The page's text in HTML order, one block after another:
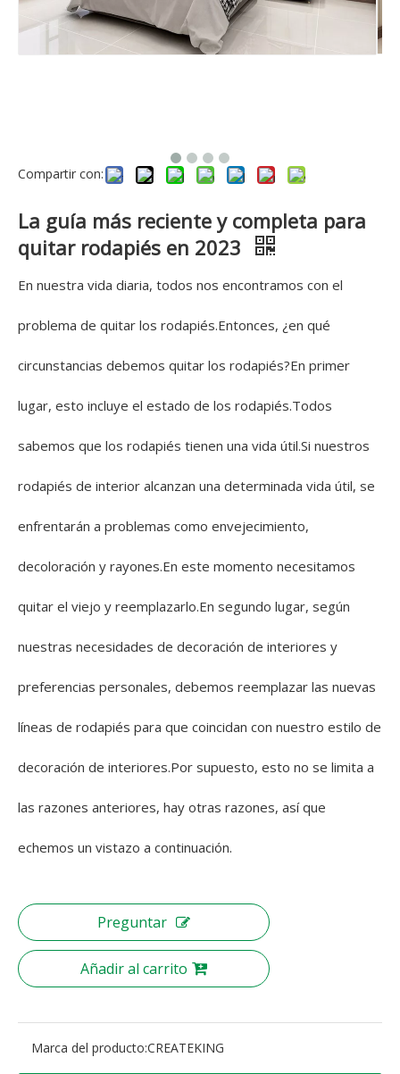
Compartir con:
La guía más reciente y completa para
quitar rodapiés en 2023
En nuestra vida diaria, todos nos encontramos con el
problema de quitar los rodapiés.Entonces, ¿en qué
circunstancias debemos quitar los rodapiés?En primer
lugar, esto incluye el estado de los rodapiés.Todos
sabemos que los rodapiés tienen una vida útil.Si nuestros
rodapiés de interior alcanzan una determinada vida útil, se
enfrentarán a problemas como envejecimiento,
decoloración y rayones.En este momento necesitamos
quitar el viejo y reemplazarlo.En segundo lugar, según
nuestras necesidades de decoración de interiores y
preferencias personales, debemos reemplazar las nuevas
líneas de rodapiés para que coincidan con nuestro estilo de
decoración de interiores.Por supuesto, esto no se limita a
las razones anteriores, hay otras razones, así que
echemos un vistazo a continuación.
Preguntar
Añadir al carrito
Marca del producto:CREATEKING